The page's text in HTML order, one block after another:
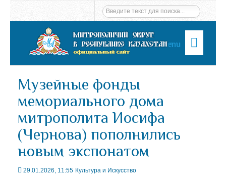
Menu
Музейные фонды
мемориального дома
митрополита Иосифа
(Чернова) пополнились
новым экспонатом
29.01.2026, 11:55 Культура и Искусство